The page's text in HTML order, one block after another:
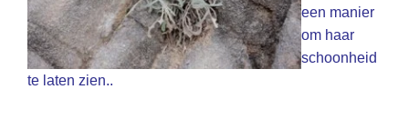
een manier
om haar
schoonheid
te laten zien..